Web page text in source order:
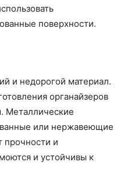
поверхности.
и недорогой материал.
органайзеров
Металлические
или нержавеющие
прочности и
и устойчивы к